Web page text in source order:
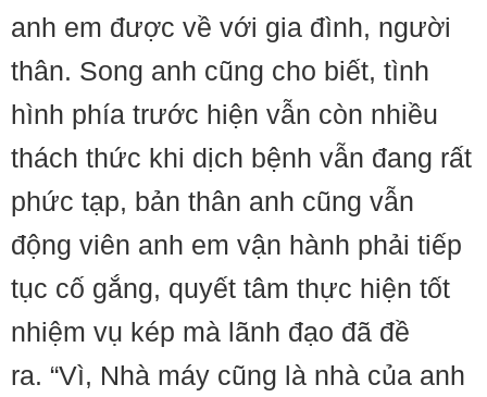
anh em được về với gia đình, người
thân. Song anh cũng cho biết, tình
hình phía trước hiện vẫn còn nhiều
thách thức khi dịch bệnh vẫn đang rất
phức tạp, bản thân anh cũng vẫn
động viên anh em vận hành phải tiếp
tục cố gắng, quyết tâm thực hiện tốt
nhiệm vụ kép mà lãnh đạo đã đề
ra. “Vì, Nhà máy cũng là nhà của anh